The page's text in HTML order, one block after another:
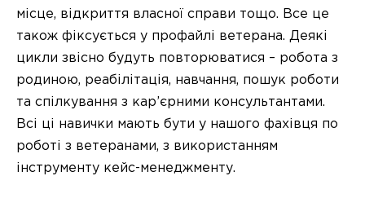
місце, відкриття власної справи тощо. Все це
також фіксується у профайлі ветерана. Деякі
цикли звісно будуть повторюватися – робота з
родиною, реабілітація, навчання, пошук роботи
та спілкування з кар’єрними консультантами.
Всі ці навички мають бути у нашого фахівця по
роботі з ветеранами, з використанням
інструменту кейс-менеджменту.